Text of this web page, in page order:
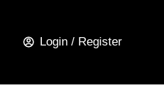
Login / Register